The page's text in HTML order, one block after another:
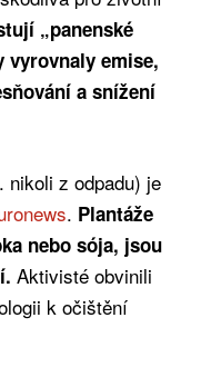
„panenské
vyrovnaly emise,
a snížení
nikoli z odpadu) je
. Plantáže
nebo sója, jsou
Aktivisté obvinili
k očištění